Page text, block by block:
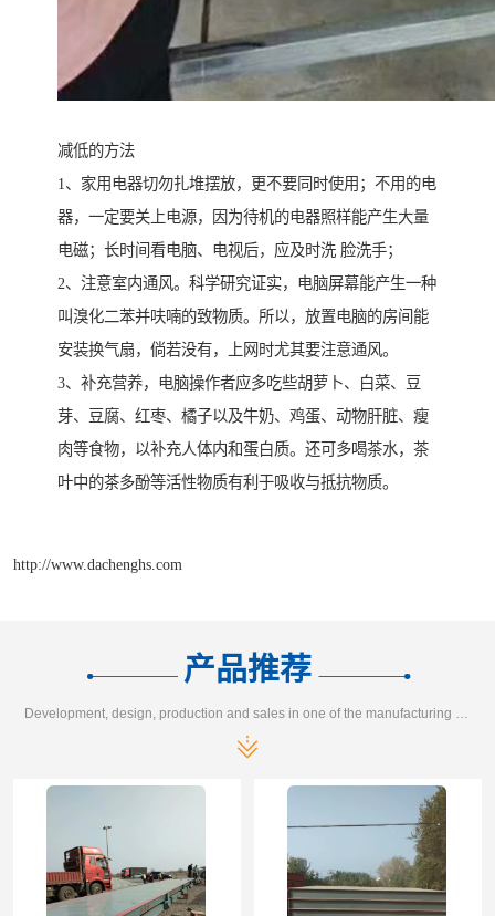
减低的方法
1、家用电器切勿扎堆摆放，更不要同时使用；不用的电
器，一定要关上电源，因为待机的电器照样能产生大量
电磁；长时间看电脑、电视后，应及时洗 脸洗手；
2、注意室内通风。科学研究证实，电脑屏幕能产生一种
叫溴化二苯并呋喃的致物质。所以，放置电脑的房间能
安装换气扇，倘若没有，上网时尤其要注意通风。
3、补充营养，电脑操作者应多吃些胡萝卜、白菜、豆
芽、豆腐、红枣、橘子以及牛奶、鸡蛋、动物肝脏、瘦
肉等食物，以补充人体内和蛋白质。还可多喝茶水，茶
叶中的茶多酚等活性物质有利于吸收与抵抗物质。
http://www.dachenghs.com
产品推荐
Development, design, production and sales in one of the manufacturing enterprises